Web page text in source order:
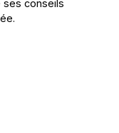
ses conseils